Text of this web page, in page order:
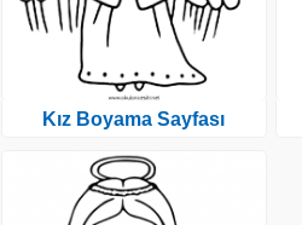
Kız Boyama Sayfası